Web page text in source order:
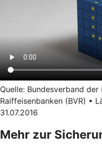
Quelle: Bundesverband
Raiffeisenbanken (BVR) •
31.07.2016
Mehr zur